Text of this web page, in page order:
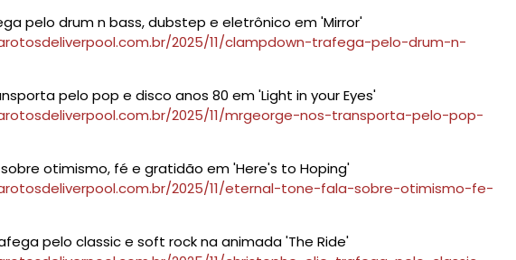
pelo drum n bass, dubstep e eletrônico em 'Mirror'
2025/11/clampdown-trafega-pelo-drum-n-
pelo pop e disco anos 80 em 'Light in your Eyes'
2025/11/mrgeorge-nos-transporta-pelo-pop-
otimismo, fé e gratidão em 'Here's to Hoping'
2025/11/eternal-tone-fala-sobre-otimismo-fe-
pelo classic e soft rock na animada 'The Ride'